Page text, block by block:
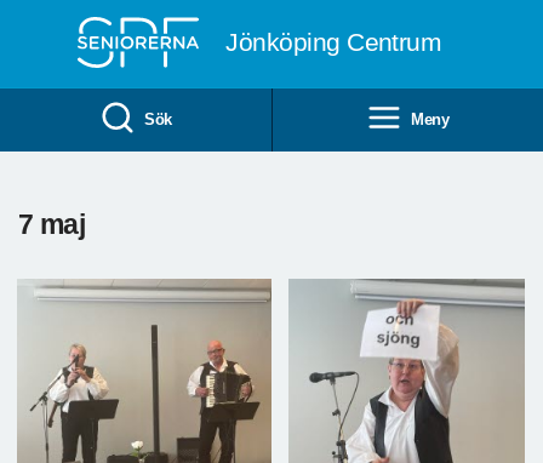
Jönköping Centrum
Sök Meny
7 maj